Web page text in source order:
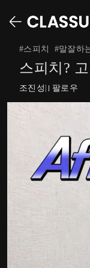
#스피치 #말잘하
스피치?
조진성 팔로우